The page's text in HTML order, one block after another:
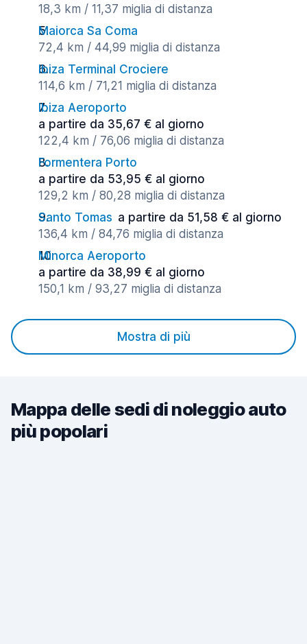
18,3 km / 11,37 miglia di distanza
Maiorca Sa Coma
72,4 km / 44,99 miglia di distanza
Ibiza Terminal Crociere
114,6 km / 71,21 miglia di distanza
Ibiza Aeroporto
a partire da 35,67 € al giorno
122,4 km / 76,06 miglia di distanza
Formentera Porto
a partire da 53,95 € al giorno
129,2 km / 80,28 miglia di distanza
Santo Tomas a partire da 51,58 € al giorno
136,4 km / 84,76 miglia di distanza
Minorca Aeroporto
a partire da 38,99 € al giorno
150,1 km / 93,27 miglia di distanza
Mostra di più
Mappa delle sedi di noleggio auto
più popolari